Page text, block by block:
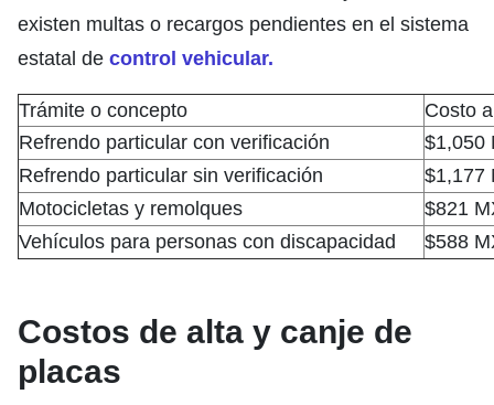
existen multas o recargos pendientes en el sistema
estatal de control vehicular.
Trámite o concepto
Costo
Refrendo particular con verificación
$1,050
Refrendo particular sin verificación
$1,177
Motocicletas y remolques
$821
Vehículos para personas con discapacidad
$588
Costos de alta y canje de
placas